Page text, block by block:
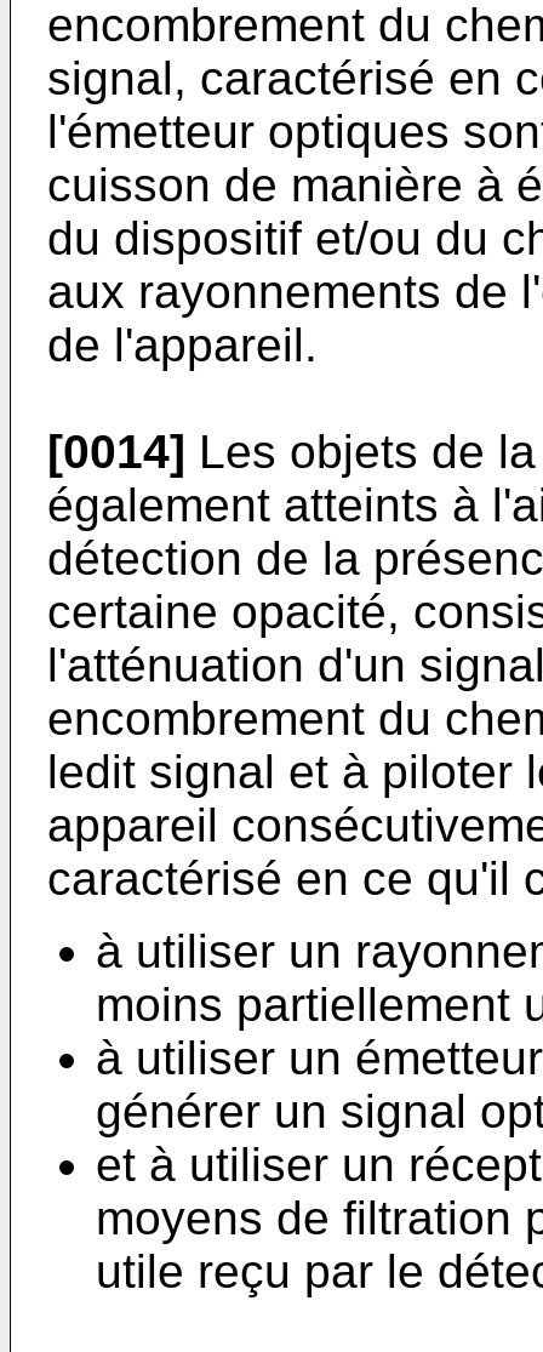
encombrement du
signal, caractérisé en
l'émetteur optiques
cuisson de manière à
du dispositif et/ou du
aux rayonnements de
de l'appareil.
[0014] Les objets de
également atteints à
détection de la
certaine opacité,
l'atténuation d'un
encombrement du
ledit signal et à piloter
appareil
caractérisé en ce qu'il
à utiliser un
moins partiellement
à utiliser un
générer un signal
et à utiliser un
moyens de filtration
utile reçu par le